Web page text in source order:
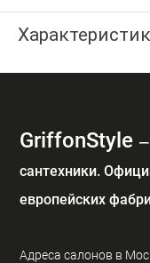
GriffonStyle
сантехники.
европейских
Адреса салонов в